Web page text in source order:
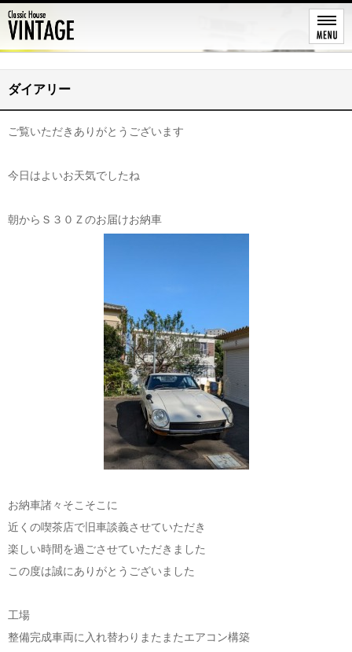
レストア
ダイアリー
ご覧いただきありがとうございます
今日はよいお天気でしたね
朝からＳ３０Ｚのお届けお納車
お納車諸々そこそこに
近くの喫茶店で旧車談義させていただき
楽しい時間を過ごさせていただきました
この度は誠にありがとうございました
工場
整備完成車両に入れ替わりまたまたエアコン構築